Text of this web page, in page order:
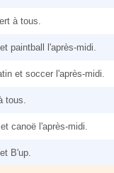
à tous.
paintball l'après-midi.
et soccer l'après-midi.
tous.
canoë l'après-midi.
B'up.